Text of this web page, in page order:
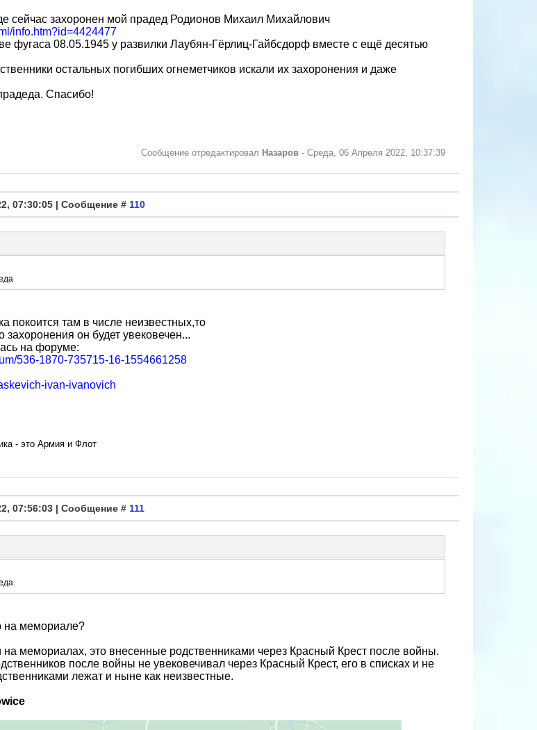
сейчас захоронен мой прадед Родионов Михаил Михайлович
info.htm?id=4424477
фугаса 08.05.1945 у развилки Лаубян-Гёрлиц-Гайбсдорф вместе с ещё десятью
остальных погибших огнеметчиков искали их захоронения и даже
Спасибо!
Сообщение отредактировал Назаров - Среда, 06 Апреля 2022, 10:37:39
07:30:05 | Сообщение # 110
покоится там в числе неизвестных,то
захоронения он будет увековечен...
на форуме:
536-1870-735715-16-1554661258
ivan-ivanovich
- это Армия и Флот
07:56:03 | Сообщение # 111
на мемориале?
мемориалах, это внесенные родственниками через Красный Крест после войны.
после войны не увековечивал через Красный Крест, его в списках и не
лежат и ныне как неизвестные.